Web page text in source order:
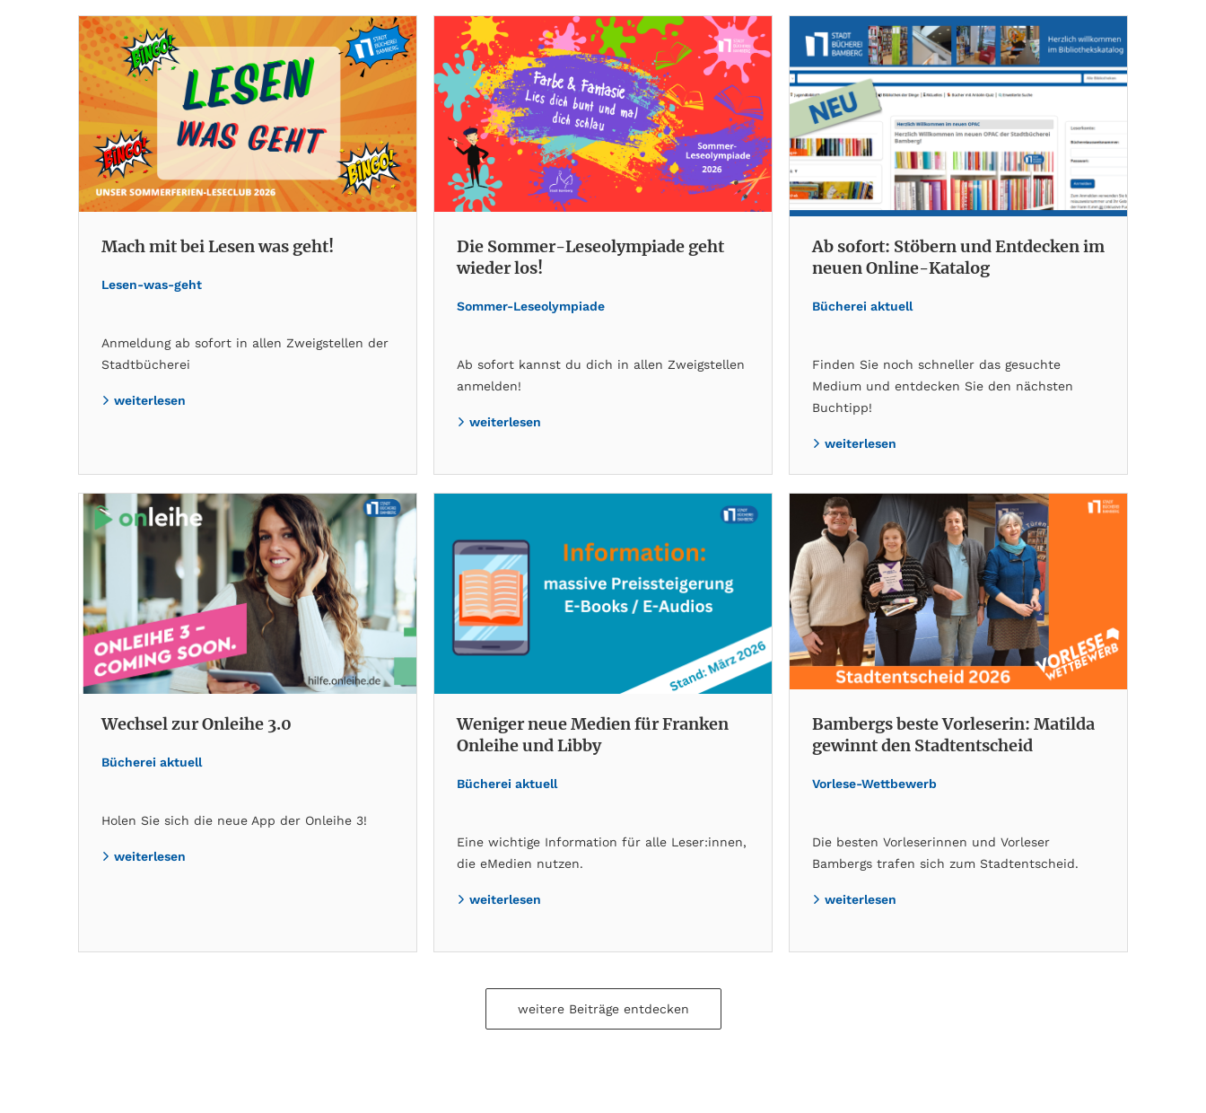
Mach mit bei Lesen was geht!
Lesen-was-geht
Anmeldung ab sofort in allen Zweigstellen der
Stadtbücherei
weiterlesen
Die Sommer-Leseolympiade geht
wieder los!
Sommer-Leseolympiade
Ab sofort kannst du dich in allen Zweigstellen
anmelden!
weiterlesen
Ab sofort: Stöbern und Entdecken im
neuen Online-Katalog
Bücherei aktuell
Finden Sie noch schneller das gesuchte
Medium und entdecken Sie den nächsten
Buchtipp!
weiterlesen
Wechsel zur Onleihe 3.0
Bücherei aktuell
Holen Sie sich die neue App der Onleihe 3!
weiterlesen
Weniger neue Medien für Franken
Onleihe und Libby
Bücherei aktuell
Eine wichtige Information für alle Leser:innen,
die eMedien nutzen.
weiterlesen
Bambergs beste Vorleserin: Matilda
gewinnt den Stadtentscheid
Vorlese-Wettbewerb
Die besten Vorleserinnen und Vorleser
Bambergs trafen sich zum Stadtentscheid.
weiterlesen
weitere Beiträge entdecken